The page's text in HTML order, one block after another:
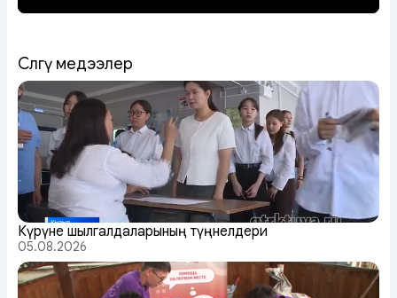
Сөөлгү медээлер
Күрүне шылгалдаларының түңнелдери
05.08.2026